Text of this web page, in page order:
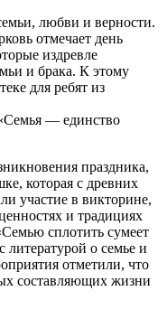
любви и верности.
отмечает день
издревле
и брака. К этому
для ребят из
— единство
праздника,
которая с древних
участие в викторине,
и традициях
сплотить сумеет
литературой о семье и
отметили, что
составляющих жизни